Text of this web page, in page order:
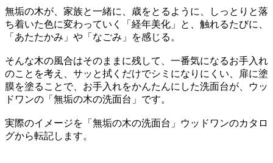
無垢の木が、家族と一緒に、歳をとるように、しっとりと落
ち着いた色に変わっていく「経年美化」と、触れるたびに、
「あたたかみ」や「なごみ」を感じる。
そんな木の風合はそのままに残して、一番気になるお手入れ
のことを考え、サッと拭くだけでシミになりにくい、扉に塗
膜を塗ることで、お手入れをかんたんにした洗面台が、ウッ
ドワンの「無垢の木の洗面台」です。
実際のイメージを「無垢の木の洗面台」ウッドワンのカタロ
グから転記します。